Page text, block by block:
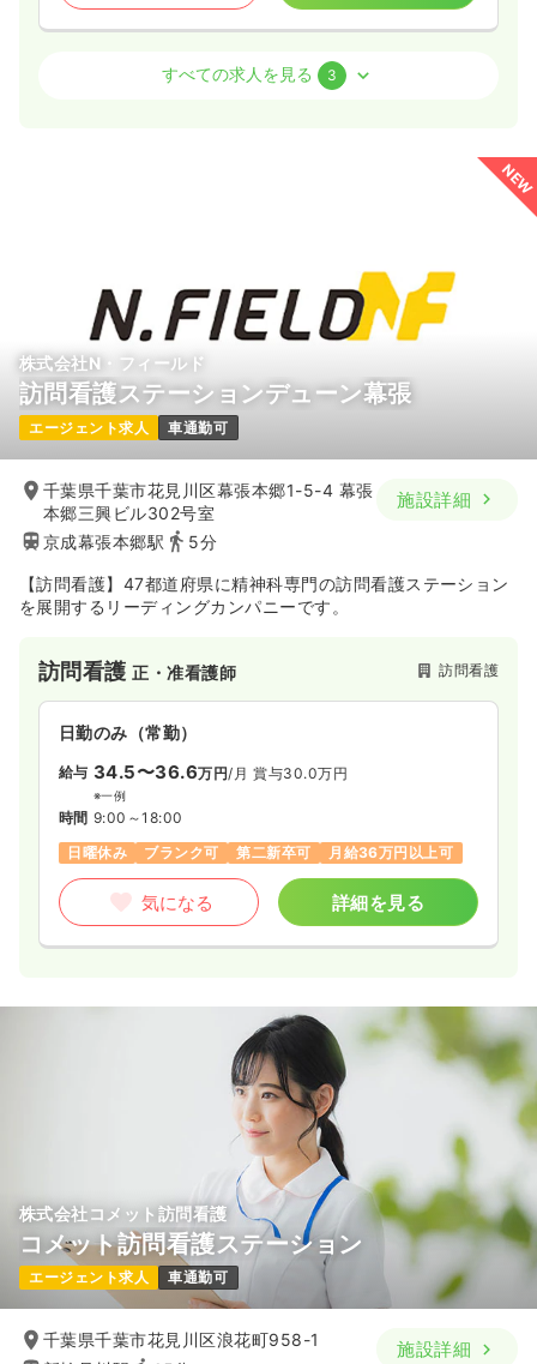
正看護師
気になる 詳細を見る
2交代（常勤）
給与 35.2〜38.6万円/月 賞与2.628ヶ月
※一例
時間 9:00～18:00
4週8休以上
担当業務未経験可
気になる 詳細を見る
日勤のみ（パート） 一時募集休止
給与 1,900 円〜
時間 9:00～18:00（休憩60分）
担当業務未経験可
気になる 詳細を見る
すべての求人を見る 3
NEW
株式会社N・フィールド
訪問看護ステーションデューン幕張
エージェント求人 車通勤可
千葉県千葉市花見川区幕張本郷1-5-4 幕張
本郷三興ビル302号室
京成幕張本郷駅
5分
施設詳細
【訪問看護】47都道府県に精神科専門の訪問看護ステーション
を展開するリーディングカンパニーです。
訪問看護正・准看護師 訪問看護
日勤のみ（常勤）
給与 34.5〜36.6万円/月 賞与30.0万円
※一例
時間 9:00～18:00
日曜休み
ブランク可 第二新卒可 月給36万円以上可
気になる 詳細を見る
株式会社コメット訪問看護
コメット訪問看護ステーション
エージェント求人 車通勤可
千葉県千葉市花見川区浪花町958-1
施設詳細